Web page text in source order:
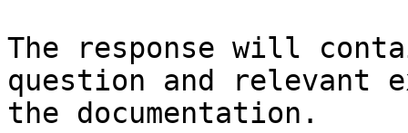
The response will
question and relevant
the documentation.